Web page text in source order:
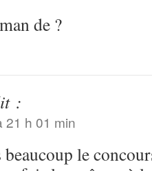
de ?
:
21 h 01 min
le